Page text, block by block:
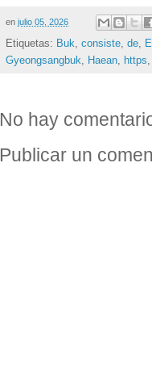
en julio 05, 2026
Etiquetas: Buk, consiste, de, El
Gyeongsangbuk, Haean, https,
No hay
Publicar un